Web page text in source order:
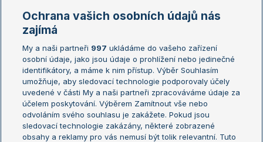
Žebříčky
Žebříček ATP (muži)
Žebříček WTA (ženy)
Sázkařský žebříček
Australian Open
French Open
Wimbledon
US Open
Turnaj mistrů
Turnaj mistryň
Ochrana vašich osobních údajů nás
zajímá
My a naši partneři 997 ukládáme do vašeho zařízení
osobní údaje, jako jsou údaje o prohlížení nebo jedinečné
identifikátory, a máme k nim přístup. Výběr Souhlasím
umožňuje, aby sledovací technologie podporovaly účely
uvedené v části My a naši partneři zpracováváme údaje za
účelem poskytování. Výběrem Zamítnout vše nebo
odvoláním svého souhlasu je zakážete. Pokud jsou
sledovací technologie zakázány, některé zobrazené
obsahy a reklamy pro vás nemusí být tolik relevantní. Tuto